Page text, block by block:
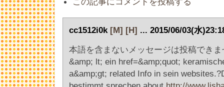
cc1512i0k [M] [H] ... 2015/06/03(水
本語を含まないメッセージは投稿でき
&amp; lt; ein href=&amp;quot;
a&amp;gt; related Info in sein